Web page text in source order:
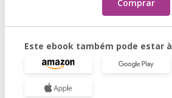
Comprar
Este ebook também pode estar